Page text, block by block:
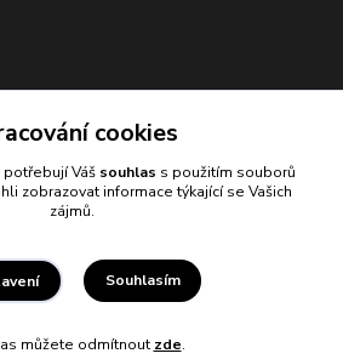
na
Eshop-rychle.cz
cookies
Váš souhlas s použitím souborů
zobrazovat informace týkající se Vašich
zájmů.
Souhlasím
můžete odmítnout zde.